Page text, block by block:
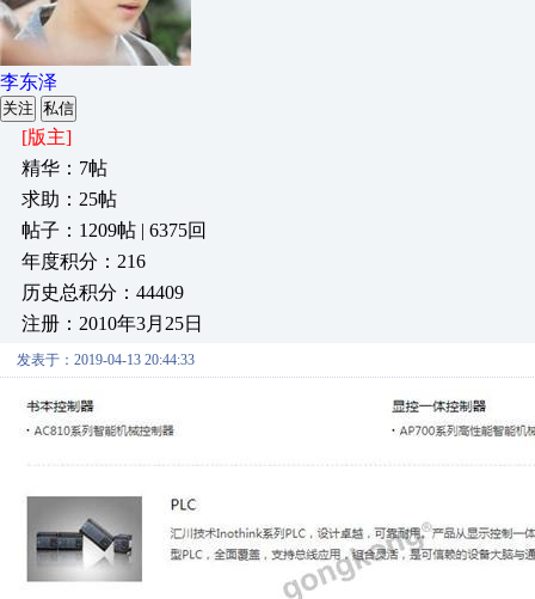
李东泽
关注 私信
[版主]
精华：7帖
求助：25帖
帖子：1209帖 | 6375回
年度积分：216
历史总积分：44409
注册：2010年3月25日
发表于：2019-04-13 20:44:33